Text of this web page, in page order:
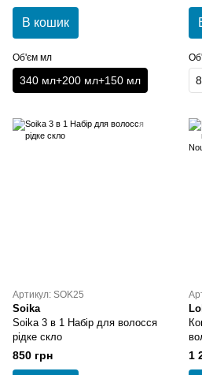
В кошик
Об'єм мл
340 мл+200 мл+150 мл
Артикул: SOK25
Soika
Soika 3 в 1 Набір для волосся
рідке скло
850 грн 1